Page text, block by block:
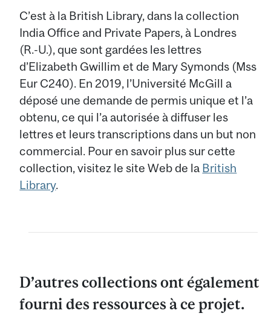
C’est à la British Library, dans la collection
India Office and Private Papers, à Londres
(R.-U.), que sont gardées les lettres
d’Elizabeth Gwillim et de Mary Symonds (Mss
Eur C240). En 2019, l’Université McGill a
déposé une demande de permis unique et l’a
obtenu, ce qui l’a autorisée à diffuser les
lettres et leurs transcriptions dans un but non
commercial. Pour en savoir plus sur cette
collection, visitez le site Web de la British
Library.
D’autres collections ont également
fourni des ressources à ce projet.